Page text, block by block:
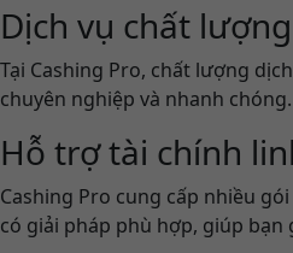
Dịch vụ chất
Tại Cashing Pro, chất lượng
chuyên nghiệp và nhanh
Hỗ trợ tài chính
Cashing Pro cung cấp nhiều
có giải pháp phù hợp, giúp